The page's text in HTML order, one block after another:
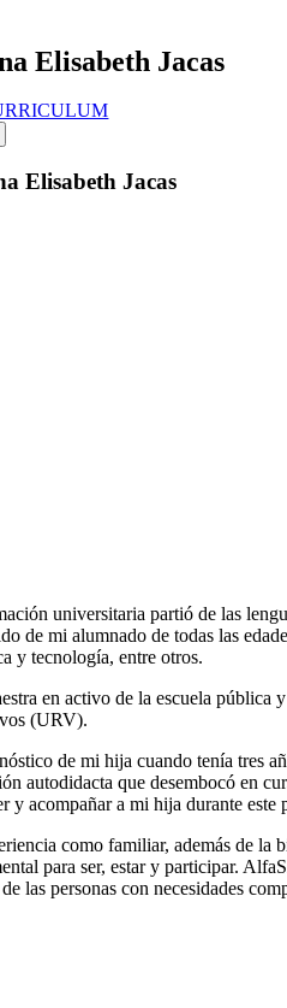
Elisabeth Jacas
Elisabeth Jacas
universitaria partió de las
de mi alumnado de todas las
y tecnología, entre otros.
en activo de la escuela pública
(URV).
de mi hija cuando tenía tres
autodidacta que desembocó en
y acompañar a mi hija durante este
como familiar, además de
para ser, estar y participar.
las personas con necesidades